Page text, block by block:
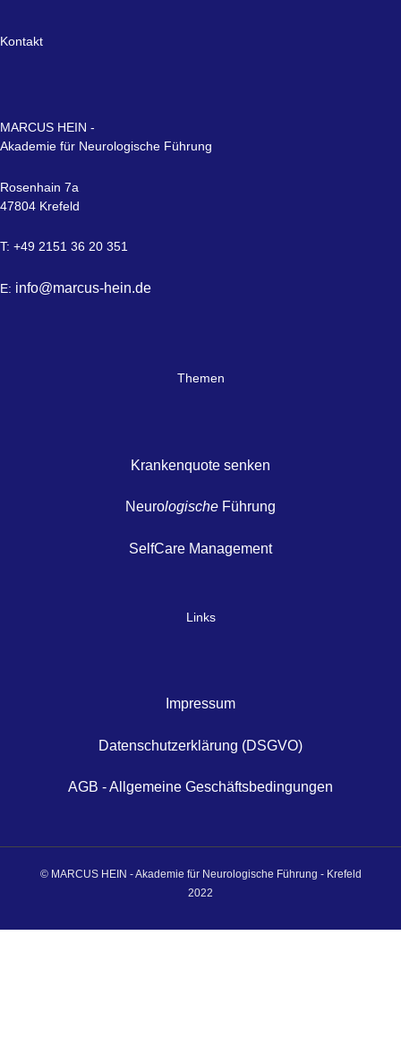
Kontakt
MARCUS HEIN -
Akademie für Neurologische Führung
Rosenhain 7a
47804 Krefeld
T: +49 2151 36 20 351
E: info@marcus-hein.de
Themen
Krankenquote senken
Neurologische Führung
SelfCare Management
Links
Impressum
Datenschutzerklärung (DSGVO)
AGB - Allgemeine Geschäftsbedingungen
© MARCUS HEIN - Akademie für Neurologische Führung - Krefeld
2022